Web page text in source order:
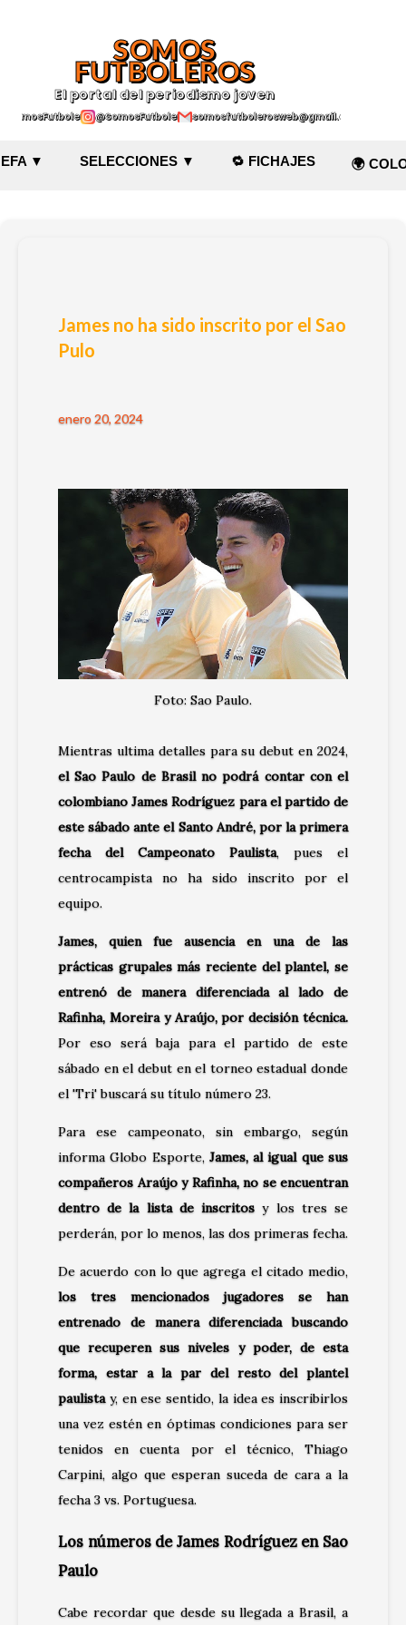
SOMOS
FUTBOLEROS
El portal del periodismo joven
@SomosFutbolerossomosfutbolerosweb@gmail.com
▼ SELECCIONES ▼ 🔁 FICHAJES 🌍
James no ha sido inscrito por el Sao
Pulo
enero 20, 2024
Foto: Sao Paulo.
Mientras ultima detalles para su debut en 2024,
el Sao Paulo de Brasil no podrá contar con el
colombiano James Rodríguez para el partido de
este sábado ante el Santo André, por la primera
fecha del Campeonato Paulista, pues el
centrocampista no ha sido inscrito por el
equipo.
James, quien fue ausencia en una de las
prácticas grupales más reciente del plantel, se
entrenó de manera diferenciada al lado de
Rafinha, Moreira y Araújo, por decisión técnica.
Por eso será baja para el partido de este
sábado en el debut en el torneo estadual donde
el 'Tri' buscará su título número 23.
Para ese campeonato, sin embargo, según
informa Globo Esporte, James, al igual que sus
compañeros Araújo y Rafinha, no se encuentran
dentro de la lista de inscritos y los tres se
perderán, por lo menos, las dos primeras fecha.
De acuerdo con lo que agrega el citado medio,
los tres mencionados jugadores se han
entrenado de manera diferenciada buscando
que recuperen sus niveles y poder, de esta
forma, estar a la par del resto del plantel
paulistay, en ese sentido, la idea es inscribirlos
una vez estén en óptimas condiciones para ser
tenidos en cuenta por el técnico, Thiago
Carpini, algo que esperan suceda de cara a la
fecha 3 vs. Portuguesa.
Los números de James Rodríguez en Sao
Paulo
Cabe recordar que desde su llegada a Brasil, a